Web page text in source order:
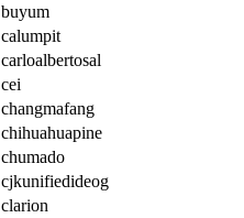
buyum
calumpit
carloalbertosal
cei
changmafang
chihuahuapine
chumado
cjkunifiedideog
clarion